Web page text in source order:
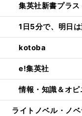
集英社新書プラ
1日5分で、明日
kotoba
e!集英社
情報・知識＆オ
ライトノベル・ノ